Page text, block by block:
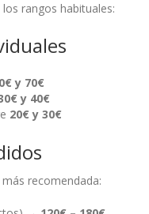
rangos habituales:
y 70€
y 40€
20€ y 30€
recomendada: